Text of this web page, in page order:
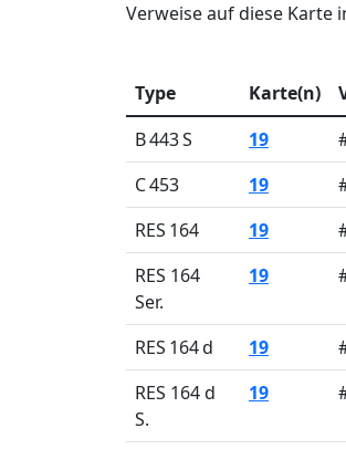
Verweise auf diese Karte
Type Karte(n)
B 443 S
19
C 453
19
RES 164
19
RES 164
Ser.
19
RES 164 d 19
RES 164 d
S.
19